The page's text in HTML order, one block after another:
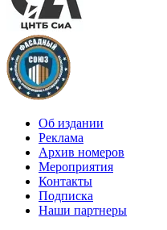
Об издании
Реклама
Архив номеров
Мероприятия
Контакты
Подписка
Наши партнеры